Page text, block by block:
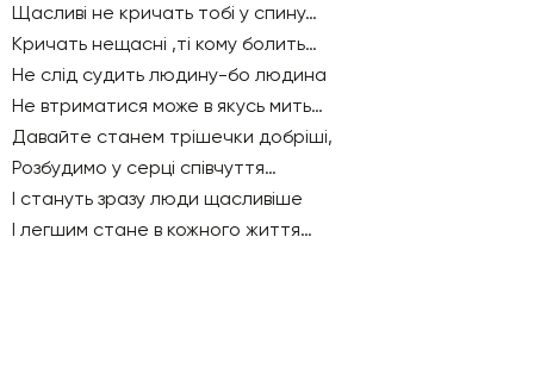
Щасливі не кричать тобі у спину…
Кричать нещасні ,ті кому болить…
Не слід судить людину-бо людина
Не втриматися може в якусь мить…
Давайте станем трішечки добріші,
Розбудимо у серці співчуття…
І стануть зразу люди щасливіше
І легшим стане в кожного життя…